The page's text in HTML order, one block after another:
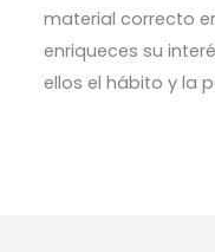
material correcto
enriqueces su
ellos el hábito y la